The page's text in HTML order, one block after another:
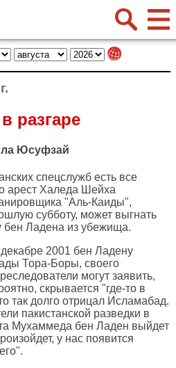
разгаре
Юсуфзай
спецслужб есть все
арест Халеда Шейха
"Аль-Каиды",
субботу, может выгнать
бен Ладена из убежища.
2001 бен Ладену
Тора-Боры, своего
могут заявить,
скрывается "где-то в
так долго отрицал Исламабад.
пакистанской разведки в
Мухаммеда бен Ладен выйдет
у нас появится